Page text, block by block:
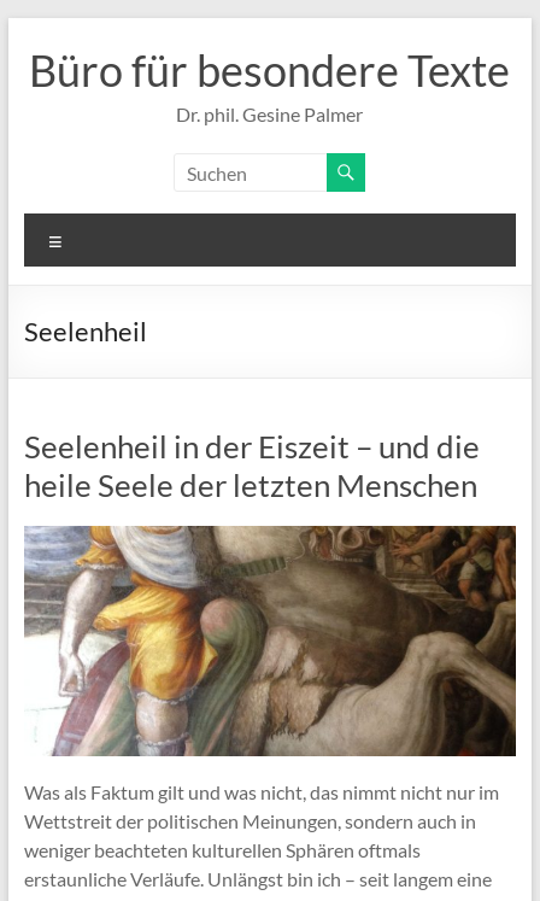
Inhalt
springen
Büro für besondere Texte
Dr. phil. Gesine Palmer
Seelenheil
Seelenheil in der Eiszeit – und die
heile Seele der letzten Menschen
Was als Faktum gilt und was nicht, das nimmt nicht nur im
Wettstreit der politischen Meinungen, sondern auch in
weniger beachteten kulturellen Sphären oftmals
erstaunliche Verläufe. Unlängst bin ich – seit langem eine